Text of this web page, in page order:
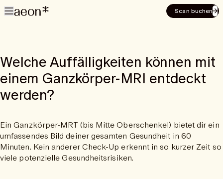
Scan buchen
Welche Auffälligkeiten können mit
einem Ganzkörper-MRI entdeckt
werden?
Ein Ganzkörper-MRT (bis Mitte Oberschenkel) bietet dir ein
umfassendes Bild deiner gesamten Gesundheit in 60
Minuten. Kein anderer Check-Up erkennt in so kurzer Zeit so
viele potenzielle Gesundheitsrisiken.